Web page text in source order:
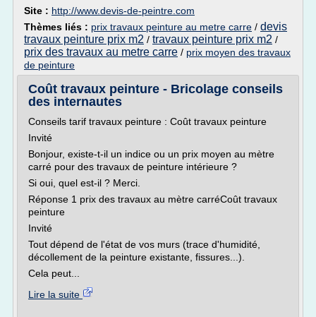
Site : http://www.devis-de-peintre.com
Thèmes liés : prix travaux peinture au metre carre / devis
travaux peinture prix m2 / travaux peinture prix m2 /
prix des travaux au metre carre / prix moyen des travaux
de peinture
Coût travaux peinture - Bricolage conseils
des internautes
Conseils tarif travaux peinture : Coût travaux peinture
Invité
Bonjour, existe-t-il un indice ou un prix moyen au mètre
carré pour des travaux de peinture intérieure ?
Si oui, quel est-il ? Merci.
Réponse 1 prix des travaux au mètre carréCoût travaux
peinture
Invité
Tout dépend de l'état de vos murs (trace d'humidité,
décollement de la peinture existante, fissures...).
Cela peut...
Lire la suite